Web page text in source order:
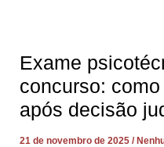
Exame
concurso:
após decisão
21 de novembro de 2025